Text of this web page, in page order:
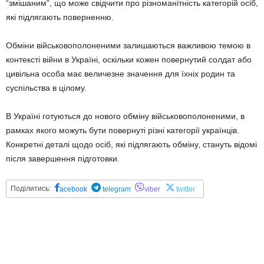
“змішаним”, що може свідчити про різноманітність категорій осіб,
які підлягають поверненню.
Обміни військовополоненими залишаються важливою темою в
контексті війни в Україні, оскільки кожен повернутий солдат або
цивільна особа має величезне значення для їхніх родин та
суспільства в цілому.
В Україні готуються до нового обміну військовополоненими, в
рамках якого можуть бути повернуті різні категорії українців.
Конкретні деталі щодо осіб, які підлягають обміну, стануть відомі
після завершення підготовки.
Поділитись: acebook telegram viber twitter